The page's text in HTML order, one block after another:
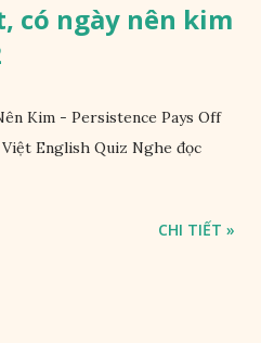
có ngày nên kim
Kim - Persistence Pays Off
English Quiz Nghe đọc
CHI TIẾT »